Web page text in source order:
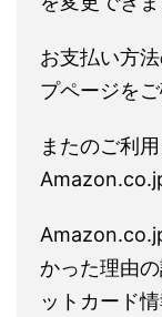
お支払い方
プページをご
またのご利
かった理由
ットカード